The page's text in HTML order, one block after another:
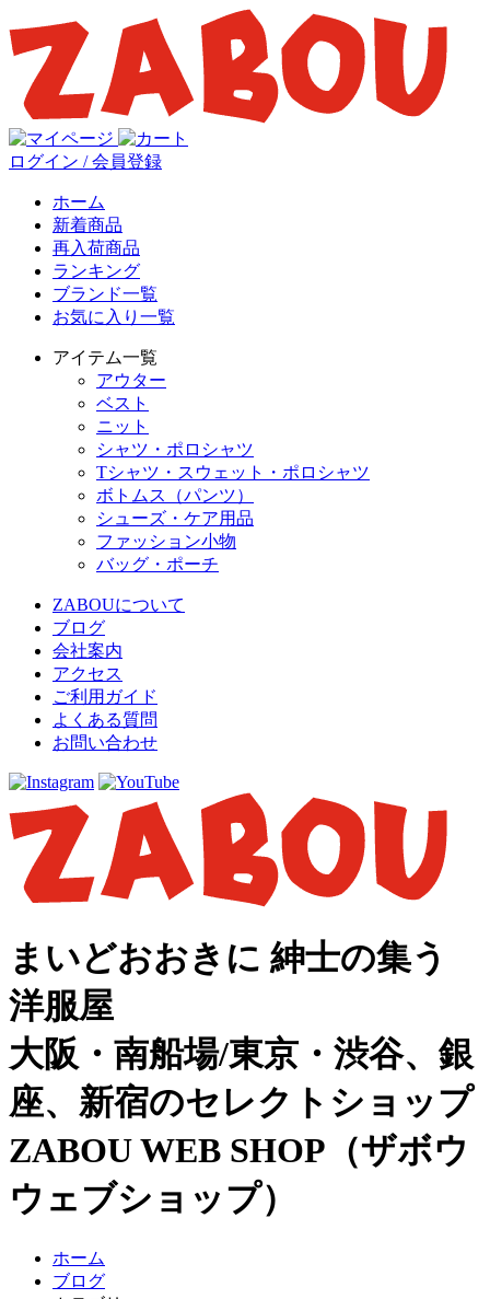
ログイン / 会員登録
ホーム
新着商品
再入荷商品
ランキング
ブランド一覧
お気に入り一覧
アイテム一覧
アウター
ベスト
ニット
シャツ・ポロシャツ
Tシャツ・スウェット・ポロシャツ
ボトムス（パンツ）
シューズ・ケア用品
ファッション小物
バッグ・ポーチ
ZABOUについて
ブログ
会社案内
アクセス
ご利用ガイド
よくある質問
お問い合わせ
まいどおおきに 紳士の集う
洋服屋
大阪・南船場/東京・渋谷、銀
座、新宿のセレクトショップ
ZABOU WEB SHOP（ザボウ
ウェブショップ）
ホーム
ブログ